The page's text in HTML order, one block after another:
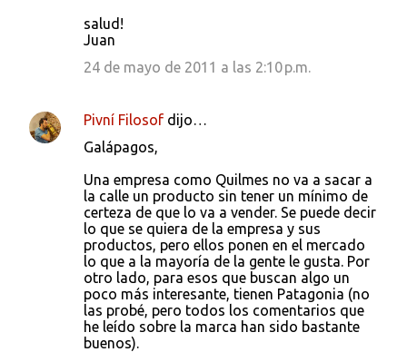
salud!
Juan
24 de mayo de 2011 a las 2:10 p.m.
Pivní Filosof dijo…
Galápagos,
Una empresa como Quilmes no va a sacar a
la calle un producto sin tener un mínimo de
certeza de que lo va a vender. Se puede decir
lo que se quiera de la empresa y sus
productos, pero ellos ponen en el mercado
lo que a la mayoría de la gente le gusta. Por
otro lado, para esos que buscan algo un
poco más interesante, tienen Patagonia (no
las probé, pero todos los comentarios que
he leído sobre la marca han sido bastante
buenos).